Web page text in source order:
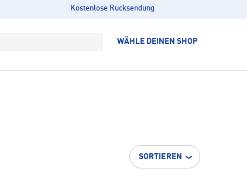
Kostenlose Rücksendung
WÄHLE DEINEN SHOP
SORTIEREN